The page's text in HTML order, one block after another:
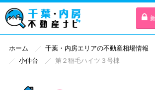
ホーム 千葉・内房エリアの不動産相場情報
小仲台
第２稲毛ハイツ３号棟